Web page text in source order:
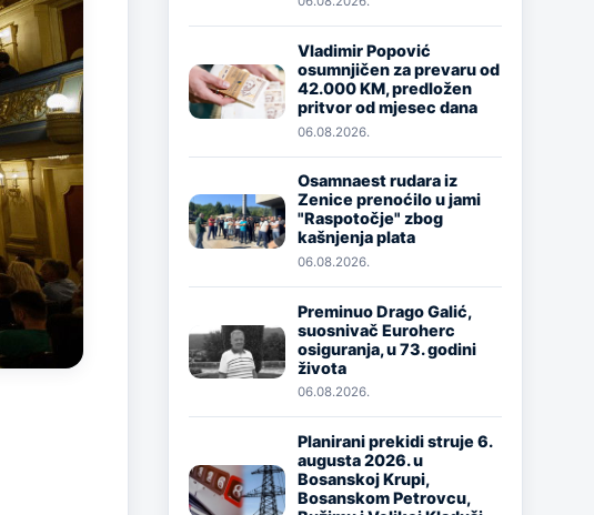
Image
Vladimir Popović
osumnjičen za prevaru od
42.000 KM, predložen
pritvor od mjesec dana
06.08.2026.
Image
Osamnaest rudara iz
Zenice prenoćilo u jami
"Raspotočje" zbog
kašnjenja plata
06.08.2026.
Image
Preminuo Drago Galić,
suosnivač Euroherc
osiguranja, u 73. godini
života
06.08.2026.
Image
Planirani prekidi struje 6.
augusta 2026. u
Bosanskoj Krupi,
Bosanskom Petrovcu,